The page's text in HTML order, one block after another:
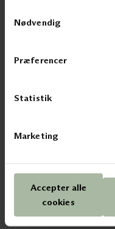
Nødvendig
Præferencer
Statistik
Marketing
Accepter alle
cookies
OM KVINTBLENDEX
Besøk vårt showroom
Bærekraft
Ledige stillinger
Facebook
Pinterest